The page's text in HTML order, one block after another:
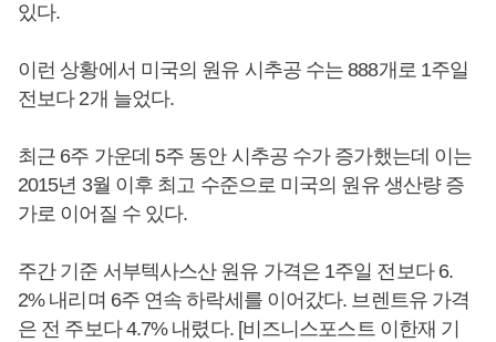
있다.
이런 상황에서 미국의 원유 시추공 수는 888개로 1주일
전보다 2개 늘었다.
최근 6주 가운데 5주 동안 시추공 수가 증가했는데 이는
2015년 3월 이후 최고 수준으로 미국의 원유 생산량 증
가로 이어질 수 있다.
주간 기준 서부텍사스산 원유 가격은 1주일 전보다 6.
2% 내리며 6주 연속 하락세를 이어갔다. 브렌트유 가격
은 전 주보다 4.7% 내렸다. [비즈니스포스트 이한재 기